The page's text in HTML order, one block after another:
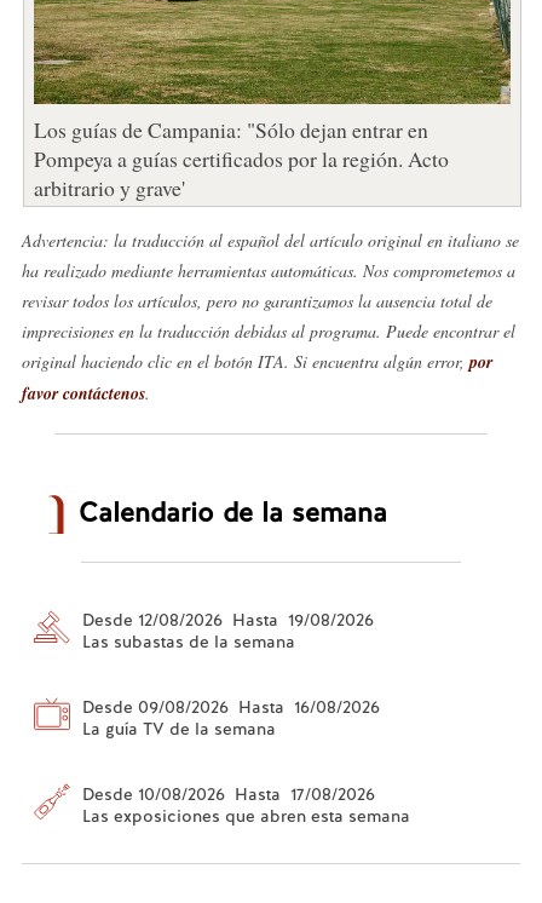
Los guías de Campania: "Sólo dejan entrar en
Pompeya a guías certificados por la región. Acto
arbitrario y grave'
Advertencia: la traducción al español del artículo original en italiano se
ha realizado mediante herramientas automáticas. Nos comprometemos a
revisar todos los artículos, pero no garantizamos la ausencia total de
imprecisiones en la traducción debidas al programa. Puede encontrar el
original haciendo clic en el botón ITA. Si encuentra algún error, por
favor contáctenos.
Calendario de la semana
Desde 12/08/2026 Hasta 19/08/2026
Las subastas de la semana
Desde 09/08/2026 Hasta 16/08/2026
La guía TV de la semana
Desde 10/08/2026 Hasta 17/08/2026
Las exposiciones que abren esta semana